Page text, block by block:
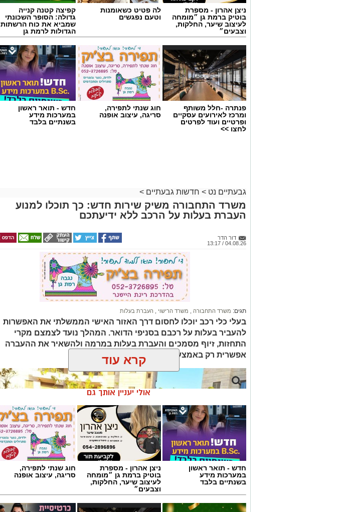
ניצן אהרון - מספרת
בוטיק ברמת גן ״מומחה
לעיצוב שיער, החלקות,
וצבעים״
לה פטיט כשאומנות
וטעם נפגשים
קפיצה קטנה קנייה
גדולה: הסופר השכונתי
שמביא את כוח הרשתות
הגדולות לרמת גן
פנתרה -חלל משותף
ומרכז לאירועים עסקיים
ופרטיים ועוד לפרטים
לחצו >>
חוג שנתי לתפירה,
סריגה, עיצוב אופנה
חדש - תואר ראשון
במערכות מידע
בשנתיים בלבד
גבעתיים נט > חדשות גבעתיים >
משרד התחבורה משיק שירות חדש: כך תוכלו למנוע
העברת בעלות על הרכב ללא ידיעתכם
דור הדר
04.08.26 / 13:17
תגים: משרד התחבורה משרד הרישוי העברת בעלות
בעלי כלי רכב יוכלו לחסום דרך האזור האישי הממשלתי את האפשרות
להעביר בעלות על רכבם בסניפי הדואר. המהלך נועד לצמצם מקרי
התחזות, זיוף מסמכים והעברת בעלות במרמה ולהשאיר את ההעברה
אפשרית רק באמצעות השירות המקוון והמאובטח
קרא עוד
אולי יעניין אותך גם
חדש - תואר ראשון
במערכות מידע
בשנתיים בלבד
ניצן אהרון - מספרת
בוטיק ברמת גן ״מומחה
לעיצוב שיער, החלקות,
וצבעים״
חוג שנתי לתפירה,
סריגה, עיצוב אופנה